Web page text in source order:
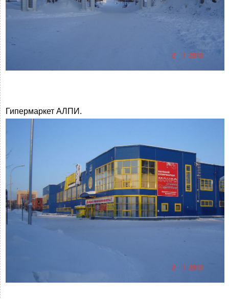
Гипермаркет АЛПИ.